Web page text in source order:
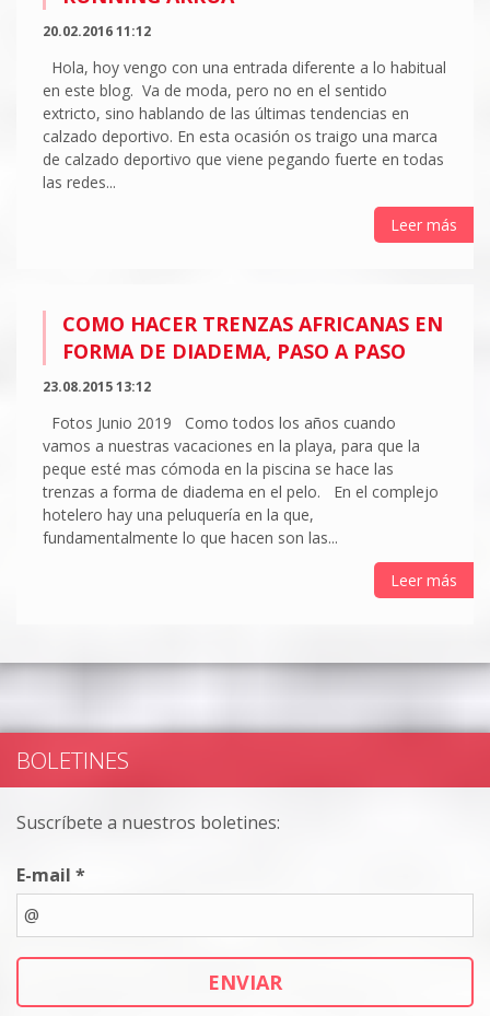
20.02.2016 11:12
Hola, hoy vengo con una entrada diferente a lo habitual
en este blog. Va de moda, pero no en el sentido
extricto, sino hablando de las últimas tendencias en
calzado deportivo. En esta ocasión os traigo una marca
de calzado deportivo que viene pegando fuerte en todas
las redes...
Leer más
COMO HACER TRENZAS AFRICANAS EN
FORMA DE DIADEMA, PASO A PASO
23.08.2015 13:12
Fotos Junio 2019 Como todos los años cuando
vamos a nuestras vacaciones en la playa, para que la
peque esté mas cómoda en la piscina se hace las
trenzas a forma de diadema en el pelo. En el complejo
hotelero hay una peluquería en la que,
fundamentalmente lo que hacen son las...
Leer más
BOLETINES
Suscríbete a nuestros boletines:
E-mail *